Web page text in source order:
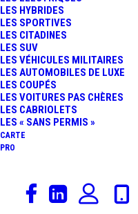
LES HYBRIDES
LES SPORTIVES
LES CITADINES
LES SUV
LES VÉHICULES MILITAIRES
LES AUTOMOBILES DE LUXE
LES COUPÉS
LES VOITURES PAS CHÈRES
LES CABRIOLETS
LES « SANS PERMIS »
CARTE
PRO
Ce matin à 6h45 les
Palais en direction